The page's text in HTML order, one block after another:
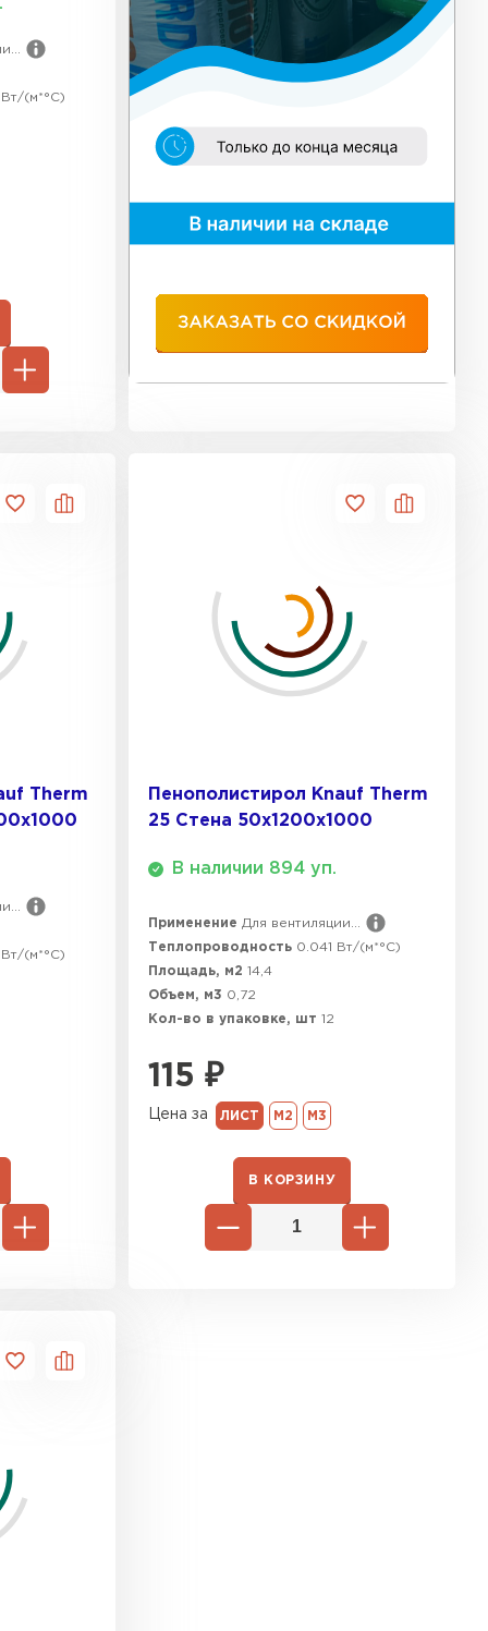
(м*°C)
Therm
(м*°C)
Пенополистирол Knauf Therm
25 Стена 50х1200х1000
В наличии 894 уп.
Применение Для вентиляции...
Теплопроводность 0.041 Вт/(м*°C)
Площадь, м2 14,4
Объем, м3 0,72
Кол-во в упаковке, шт 12
115 ₽
Цена за ЛИСТ М2 М3
В КОРЗИНУ
Xotpipe
Basfiber
Брит
Paroc
Ursa